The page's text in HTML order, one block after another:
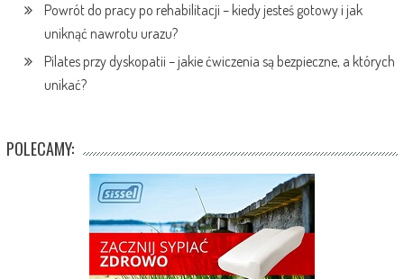
Powrót do pracy po rehabilitacji – kiedy jesteś gotowy i jak
uniknąć nawrotu urazu?
Pilates przy dyskopatii – jakie ćwiczenia są bezpieczne, a których
unikać?
POLECAMY: